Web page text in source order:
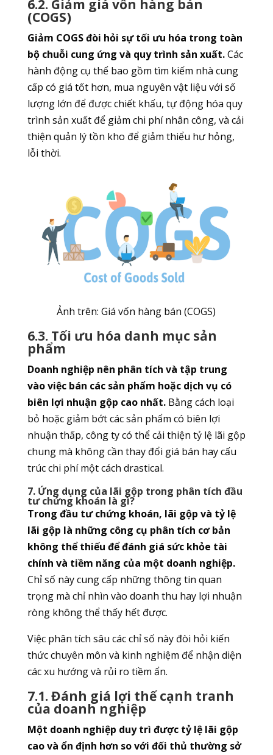
6.2. Giảm giá vốn hàng bán
(COGS)
Giảm COGS đòi hỏi sự tối ưu hóa trong toàn
bộ chuỗi cung ứng và quy trình sản xuất.Các
hành động cụ thể bao gồm tìm kiếm nhà cung
cấp có giá tốt hơn, mua nguyên vật liệu với số
lượng lớn để được chiết khấu, tự động hóa quy
trình sản xuất để giảm chi phí nhân công, và cải
thiện quản lý tồn kho để giảm thiểu hư hỏng,
lỗi thời.
Ảnh trên: Giá vốn hàng bán (COGS)
6.3. Tối ưu hóa danh mục sản
phẩm
Doanh nghiệp nên phân tích và tập trung
vào việc bán các sản phẩm hoặc dịch vụ có
biên lợi nhuận gộp cao nhất.Bằng cách loại
bỏ hoặc giảm bớt các sản phẩm có biên lợi
nhuận thấp, công ty có thể cải thiện tỷ lệ lãi gộp
chung mà không cần thay đổi giá bán hay cấu
trúc chi phí một cách drastical.
7. Ứng dụng của lãi gộp trong phân tích đầu
tư chứng khoán là gì?
Trong đầu tư chứng khoán, lãi gộp và tỷ lệ
lãi gộp là những công cụ phân tích cơ bản
không thể thiếu để đánh giá sức khỏe tài
chính và tiềm năng của một doanh nghiệp.
Chỉ số này cung cấp những thông tin quan
trọng mà chỉ nhìn vào doanh thu hay lợi nhuận
ròng không thể thấy hết được.
Việc phân tích sâu các chỉ số này đòi hỏi kiến
thức chuyên môn và kinh nghiệm để nhận diện
các xu hướng và rủi ro tiềm ẩn.
7.1. Đánh giá lợi thế cạnh tranh
của doanh nghiệp
Một doanh nghiệp duy trì được tỷ lệ lãi gộp
cao và ổn định hơn so với đối thủ thường sở